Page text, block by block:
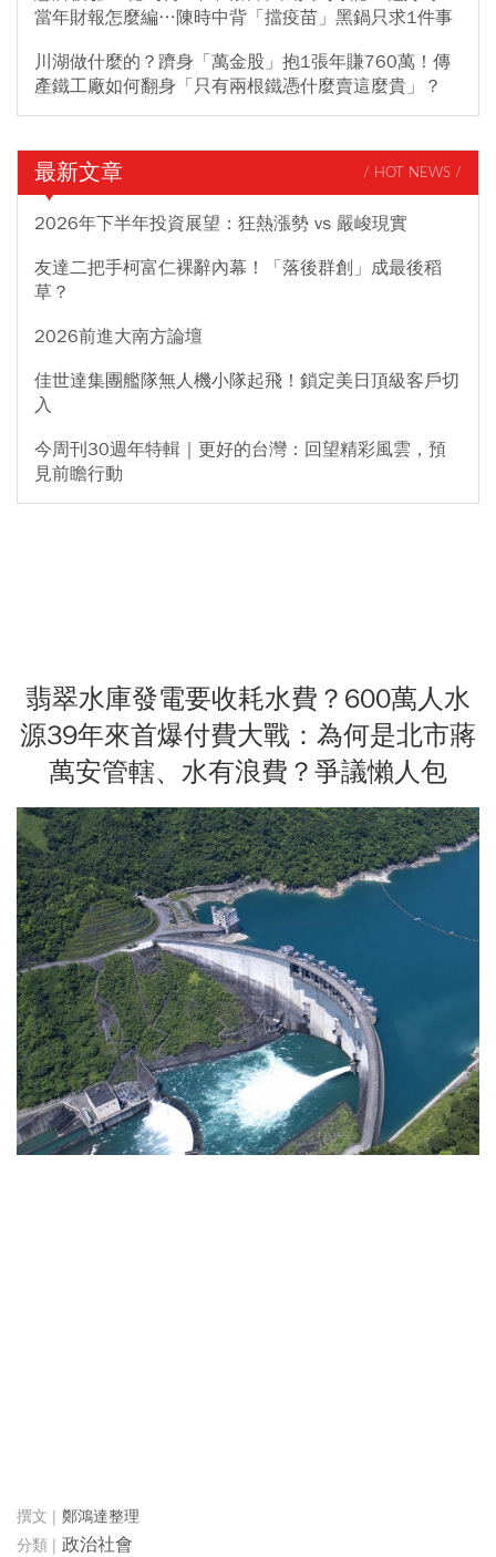
當年財報怎麼編…陳時中背「擋疫苗」黑鍋只求1件事
川湖做什麼的？躋身「萬金股」抱1張年賺760萬！傳
產鐵工廠如何翻身「只有兩根鐵憑什麼賣這麼貴」？
最新文章 / HOT NEWS /
2026年下半年投資展望：狂熱漲勢 vs 嚴峻現實
友達二把手柯富仁裸辭內幕！「落後群創」成最後稻
草？
2026前進大南方論壇
佳世達集團艦隊無人機小隊起飛！鎖定美日頂級客戶切
入
今周刊30週年特輯｜更好的台灣：回望精彩風雲，預
見前瞻行動
翡翠水庫發電要收耗水費？600萬人水
源39年來首爆付費大戰：為何是北市蔣
萬安管轄、水有浪費？爭議懶人包
鄭鴻達整理
政治社會